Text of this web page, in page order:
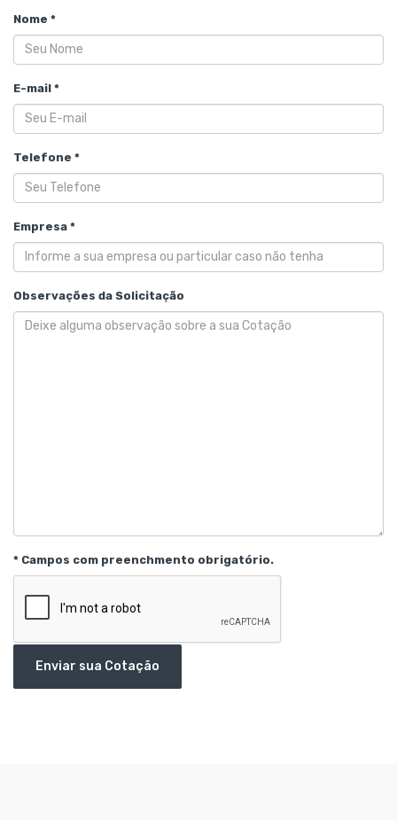
Nome *
E-mail *
Telefone *
Empresa *
Observações da Solicitação
* Campos com preenchmento obrigatório.
Enviar sua Cotação